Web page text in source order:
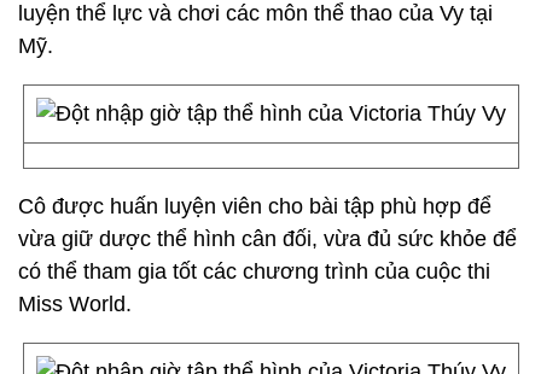
luyện thể lực và chơi các môn thể thao của Vy tại
Mỹ.
Cô được huấn luyện viên cho bài tập phù hợp để
vừa giữ dược thể hình cân đối, vừa đủ sức khỏe để
có thể tham gia tốt các chương trình của cuộc thi
Miss World.